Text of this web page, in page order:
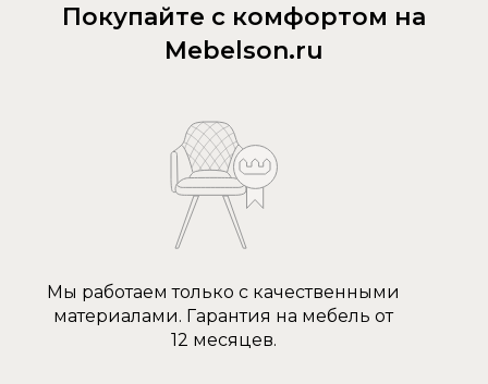
Покупайте с комфортом на
Mebelson.ru
Мы работаем только с качественными
материалами. Гарантия на мебель от
12 месяцев.